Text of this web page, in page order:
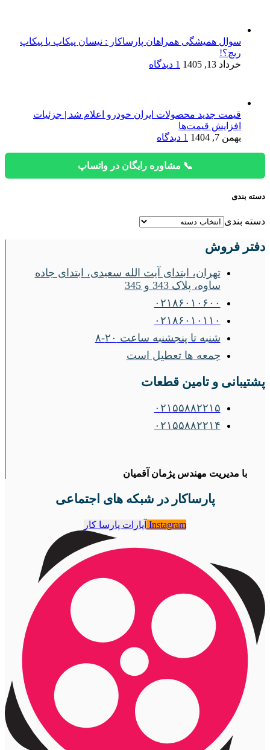
سوال همیشگی همراهان پارساکار : نیسان پیکاپ یا پیکاپ
ریچ؟!
خرداد 13, 1405
1 دیدگاه
قیمت جدید محصولات ایران خودرو اعلام شد | جزئیات
افزایش قیمت‌ها
بهمن 7, 1404
1 دیدگاه
📞 مشاوره رایگان در واتساپ
دسته بندی
دسته بندی
دفتر فروش
تهران، ابتدای آیت الله سعیدی، ابتدای جاده
ساوه، پلاک 343 و 345
۰۲۱۸۶۰۱۰۶۰۰
۰۲۱۸۶۰۱۰۱۱۰
شنبه تا پنجشنبه ساعت ۲۰-۸
جمعه ها تعطیل است
پشتیبانی و تامین قطعات
۰۲۱۵۵۸۸۲۲۱۵
۰۲۱۵۵۸۸۲۲۱۴
با مدیریت مهندس پژمان آقمیان
پارساکار در شبکه های اجتماعی
Instagram آپارات پارسا کار